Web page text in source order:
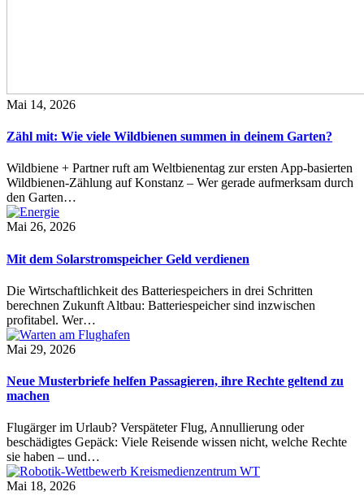
Mai 14, 2026
Zähl mit: Wie viele Wildbienen summen in deinem Garten?
Wildbiene + Partner ruft am Weltbienentag zur ersten App-basierten
Wildbienen-Zählung auf Konstanz – Wer gerade aufmerksam durch
den Garten…
Mai 26, 2026
Mit dem Solarstromspeicher Geld verdienen
Die Wirtschaftlichkeit des Batteriespeichers in drei Schritten
berechnen Zukunft Altbau: Batteriespeicher sind inzwischen
profitabel. Wer…
Mai 29, 2026
Neue Musterbriefe helfen Passagieren, ihre Rechte geltend zu
machen
Flugärger im Urlaub? Verspäteter Flug, Annullierung oder
beschädigtes Gepäck: Viele Reisende wissen nicht, welche Rechte
sie haben – und…
Mai 18, 2026